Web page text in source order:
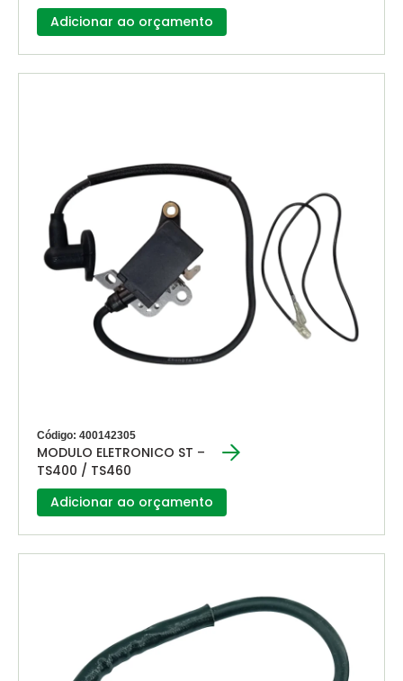
Adicionar ao orçamento
Código: 400142305
MODULO ELETRONICO ST –
TS400 / TS460
Adicionar ao orçamento